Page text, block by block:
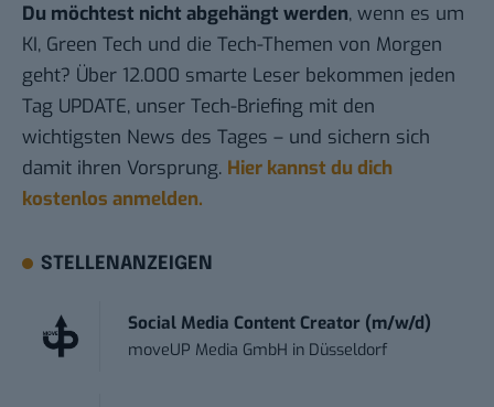
Du möchtest nicht abgehängt werden, wenn es um
KI, Green Tech und die Tech-Themen von Morgen
geht? Über 12.000 smarte Leser bekommen jeden
Tag UPDATE, unser Tech-Briefing mit den
wichtigsten News des Tages – und sichern sich
damit ihren Vorsprung. Hier kannst du dich
kostenlos anmelden.
STELLENANZEIGEN
Social Media Content Creator (m/w/d)
moveUP Media GmbH in Düsseldorf